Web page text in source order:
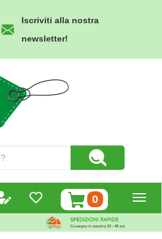
Iscriviti alla nostra
newsletter!
Cerca Prodotto
0prodotti
inseriti